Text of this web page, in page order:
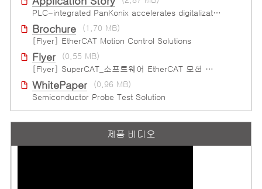
PLC-integrated PanKonix accelerates digitalization
Brochure
(1.70 MB)
[Flyer] EtherCAT Motion Control Solutions
Flyer
(0.55 MB)
[Flyer] SuperCAT_소프트웨어 EtherCAT 모션 컨트롤
WhitePaper
(0.96 MB)
Semiconductor Probe Test Solution
제품 비디오